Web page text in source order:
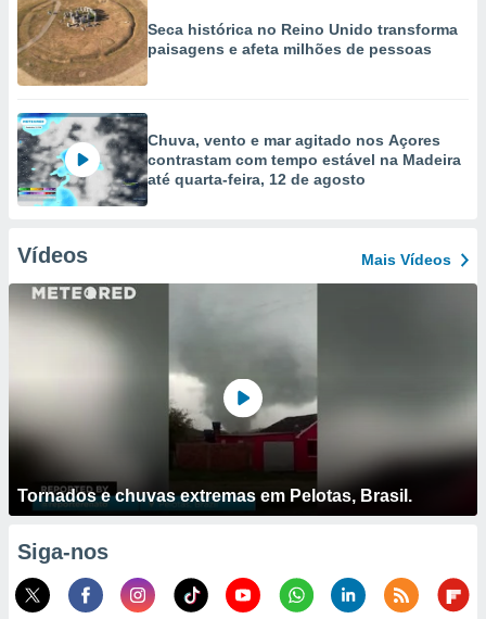
Seca histórica no Reino Unido transforma
paisagens e afeta milhões de pessoas
Chuva, vento e mar agitado nos Açores
contrastam com tempo estável na Madeira
até quarta-feira, 12 de agosto
Vídeos Mais Vídeos
Tornados e chuvas extremas em Pelotas, Brasil.
Siga-nos